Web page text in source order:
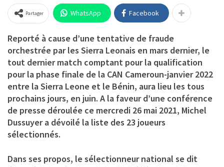
Partager WhatsApp Facebook
Reporté à cause d’une tentative de fraude
orchestrée par les Sierra Leonais en mars dernier, le
tout dernier match comptant pour la qualification
pour la phase finale de la CAN Cameroun-janvier 2022
entre la Sierra Leone et le Bénin, aura lieu les tous
prochains jours, en juin. A la faveur d’une conférence
de presse déroulée ce mercredi 26 mai 2021, Michel
Dussuyer a dévoilé la liste des 23 joueurs
sélectionnés.
Dans ses propos, le sélectionneur national se dit